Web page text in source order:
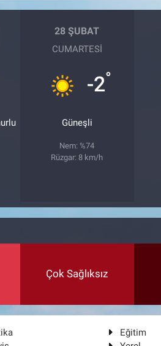
28 ŞUBAT
CUMARTESI
-2°
Güneşli
Nem: %74
Rüzgar: 8 km/h
Çok Sağlıksız
Eğitim